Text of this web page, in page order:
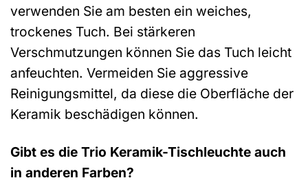
verwenden Sie am besten ein weiches,
trockenes Tuch. Bei stärkeren
Verschmutzungen können Sie das Tuch leicht
anfeuchten. Vermeiden Sie aggressive
Reinigungsmittel, da diese die Oberfläche der
Keramik beschädigen können.
Gibt es die Trio Keramik-Tischleuchte auch
in anderen Farben?